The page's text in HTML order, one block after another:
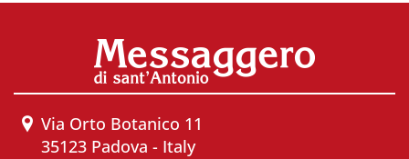
Via Orto Botanico 11
35123 Padova - Italy